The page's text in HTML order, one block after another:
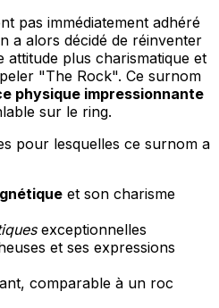
pas immédiatement adhéré
a alors décidé de réinventer
attitude plus charismatique et
"The Rock". Ce surnom
physique impressionnante
sur le ring.
pour lesquelles ce surnom a
et son charisme
exceptionnelles
et ses expressions
comparable à un roc